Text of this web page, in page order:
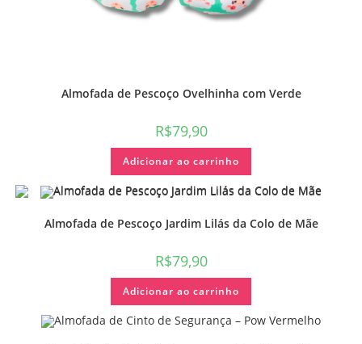
Almofada de Pescoço Ovelhinha com Verde
R$79,90
Adicionar ao carrinho
Almofada de Pescoço Jardim Lilás da Colo de Mãe
R$79,90
Adicionar ao carrinho